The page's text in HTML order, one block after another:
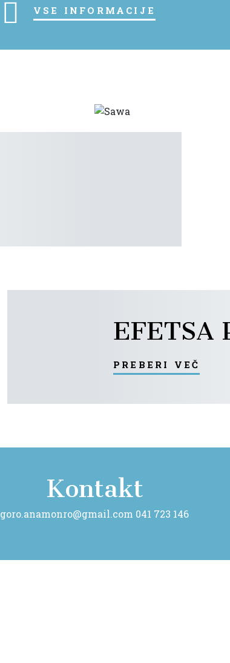
vse informacije
EFETSA
preberi več
Kontakt
goro.anamonro@gmail.com 041 723 146